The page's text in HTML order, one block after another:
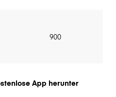
900
App herunter